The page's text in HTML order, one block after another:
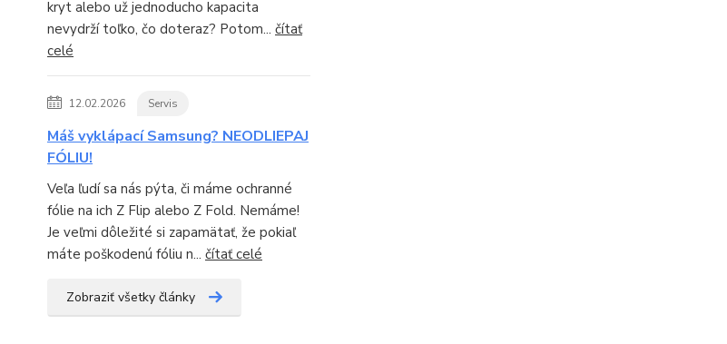
kryt alebo už jednoducho kapacita
nevydrží toľko, čo doteraz? Potom... čítať
celé
12.02.2026 Servis
Máš vyklápací Samsung? NEODLIEPAJ
FÓLIU!
Veľa ľudí sa nás pýta, či máme ochranné
fólie na ich Z Flip alebo Z Fold. Nemáme!
Je veľmi dôležité si zapamätať, že pokiaľ
máte poškodenú fóliu n... čítať celé
Zobraziť všetky články